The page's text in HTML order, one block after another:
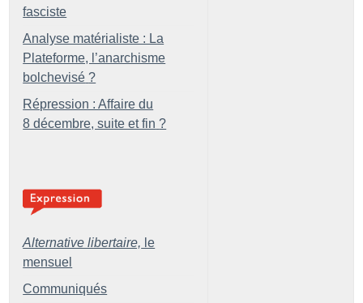
fasciste
Analyse matérialiste : La
Plateforme, l’anarchisme
bolchevisé ?
Répression : Affaire du
8 décembre, suite et fin ?
Alternative libertaire, le
mensuel
Communiqués